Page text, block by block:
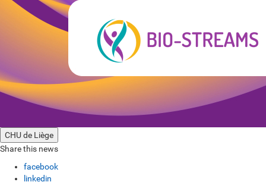
CHU de Liège
Share this news
facebook
linkedin